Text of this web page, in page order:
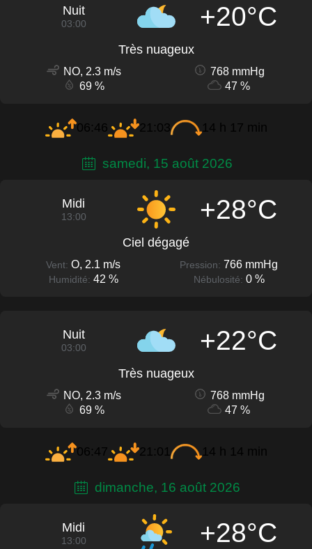
Nuit
03:00 +20°C
Très nuageux
NO, 2.3 m/s
768 mmHg
69 %
47 %
06:46 21:03 14 h 17 min
samedi, 15 août 2026
Midi
13:00 +28°C
Ciel dégagé
Vent: O, 2.1 m/s Pression: 766 mmHg
Humidité: 42 % Nébulosité: 0 %
Nuit
03:00 +22°C
Très nuageux
NO, 2.3 m/s
768 mmHg
69 %
47 %
06:47 21:01 14 h 14 min
dimanche, 16 août 2026
Midi
13:00 +28°C